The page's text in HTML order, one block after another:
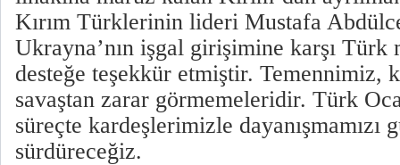
Kırım Türklerinin lideri Mustafa
Ukrayna’nın işgal girişimine karşı
desteğe teşekkür etmiştir. Temennimiz,
savaştan zarar görmemeleridir. Türk
süreçte kardeşlerimizle dayanışmamızı
sürdüreceğiz.